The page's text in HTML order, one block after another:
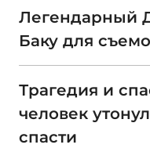
Легендарный
Баку для
Трагедия и
человек
спасти